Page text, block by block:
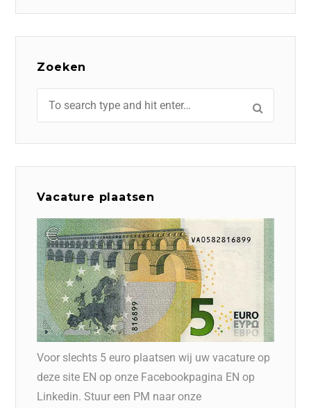
Zoeken
Vacature plaatsen
Voor slechts 5 euro plaatsen wij uw vacature op
deze site EN op onze Facebookpagina EN op
Linkedin. Stuur een PM naar onze